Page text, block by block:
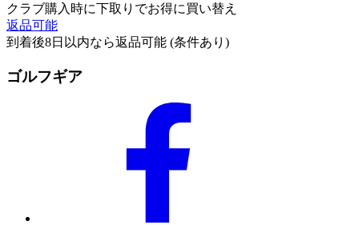
クラブ購入時に下取りでお得に買い替え
返品可能
到着後8日以内なら返品可能 (条件あり)
ゴルフギア